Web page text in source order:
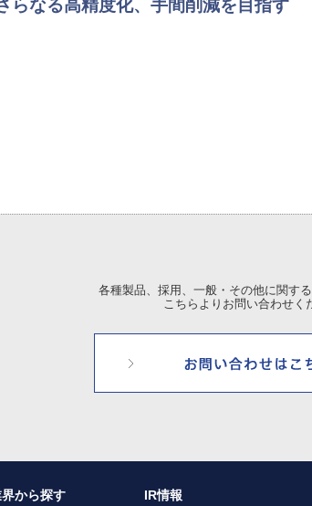
らなる高精度化、手間削減を目指す
各種製品、採用、一般・その他に関す
こちらよりお問い合わせく
から探す IR情報